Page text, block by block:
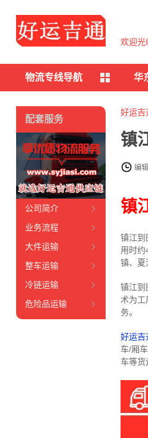
欢迎光
物流专线导航 华
好运吉
镇
编
镇
镇江到
用时
镇、夏
镇江到
术为
务。
好运吉
车/厢
车等货
配套服务
公司简介
业务流程
大件运输
整车运输
冷链运输
危险品运输